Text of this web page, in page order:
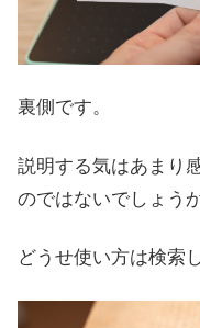
裏側です。
説明する気はあまり
のではないでしょうか
どうせ使い方は検索